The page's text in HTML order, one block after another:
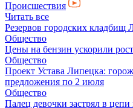
Происшествия
Читать все
Резервов городских кладбищ
Общество
Цены на бензин ускорили рост
Общество
Проект Устава Липецка:
предложения по 2 июля
Общество
Палец девочки застрял в цепи